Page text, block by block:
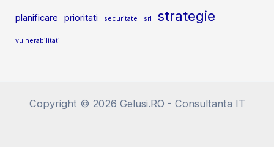
planificare prioritati securitate srl strategie
vulnerabilitati
Copyright © 2026 Gelusi.RO - Consultanta IT